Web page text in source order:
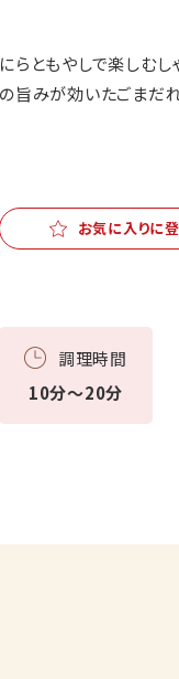
にらともやしで楽しむし
の旨みが効いたごまだ
お気に入りに
調理時間
10分～20分